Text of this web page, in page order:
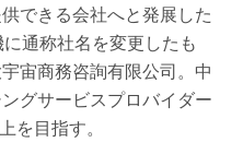
できる会社へと発展した
通称社名を変更したも
宙商務咨詢有限公司。中
グサービスプロバイダー
を目指す。